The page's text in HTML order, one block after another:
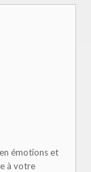
émotions et
à votre